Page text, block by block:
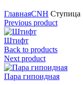
ГлавнаяCNH Ступица
Previous product
Штифт
Back to products
Next product
Пара гипоидная